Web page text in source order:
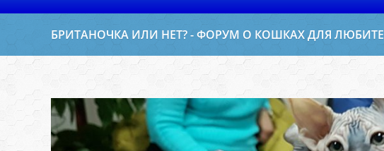
БРИТАНОЧКА ИЛИ НЕТ? - ФОРУМ О КОШКАХ ДЛЯ